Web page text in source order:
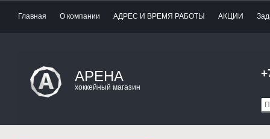
Главная О компании АДРЕС И ВРЕМЯ РАБОТЫ АКЦИИ
АРЕНА
хоккейный магазин